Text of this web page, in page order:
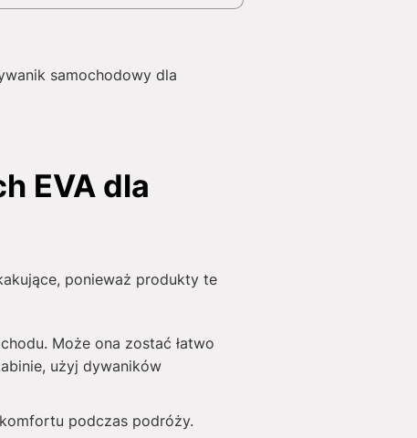
samochodowy dla
EVA dla
ponieważ produkty te
Może ona zostać łatwo
użyj dywaników
podczas podróży.